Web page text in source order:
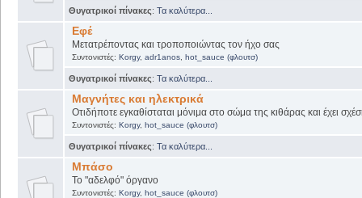
Θυγατρικοί πίνακες: Τα καλύτερα...
Εφέ
Μετατρέποντας και τροποποιώντας τον ήχο σας
Συντονιστές: Korgy, adr1anos, hot_sauce (φλουτσ)
Θυγατρικοί πίνακες: Τα καλύτερα...
Μαγνήτες και ηλεκτρικά
Οτιδήποτε εγκαθίσταται μόνιμα στο σώμα της κιθάρας και έχει
Συντονιστές: Korgy, hot_sauce (φλουτσ)
Θυγατρικοί πίνακες: Τα καλύτερα...
Μπάσο
Το "αδελφό" όργανο
Συντονιστές: Korgy, hot_sauce (φλουτσ)